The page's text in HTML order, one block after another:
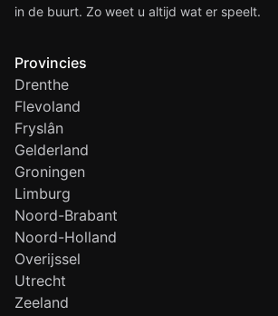
in de buurt. Zo weet u altijd wat er speelt.
Provincies
Drenthe
Flevoland
Fryslân
Gelderland
Groningen
Limburg
Noord-Brabant
Noord-Holland
Overijssel
Utrecht
Zeeland